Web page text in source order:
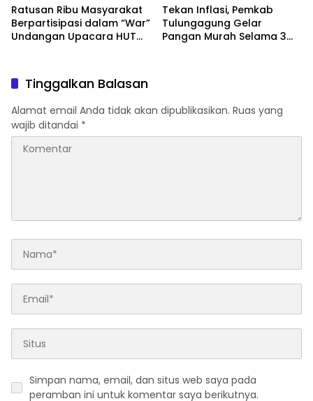
Ratusan Ribu Masyarakat
Berpartisipasi dalam “War”
Undangan Upacara HUT
Tekan Inflasi, Pemkab
Tulungagung Gelar
Pangan Murah Selama 3
Tinggalkan Balasan
Alamat email Anda tidak akan dipublikasikan. Ruas yang
wajib ditandai *
Simpan nama, email, dan situs web saya pada
peramban ini untuk komentar saya berikutnya.